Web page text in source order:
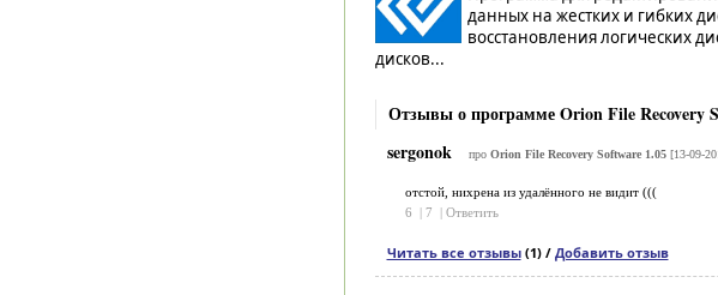
данных на жестких и гибких
восстановления логических
дисков...
Отзывы о программе Orion File Recovery
sergonok
про Orion File Recovery Software 1.05[13-09-
отстой, нихрена из удалённого не видит (((
6
7 Ответить
Читать все отзывы(1) / Добавить отзыв